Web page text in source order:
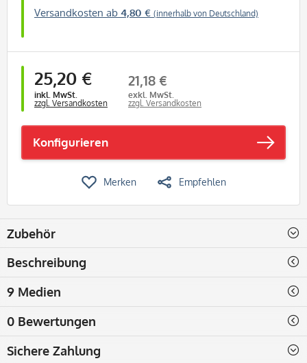
Versandkosten ab 4,80 € (innerhalb von Deutschland)
25,20 €
inkl. MwSt.
zzgl. Versandkosten
21,18 €
exkl. MwSt.
zzgl. Versandkosten
Konfigurieren
Merken Empfehlen
Zubehör
Beschreibung
9 Medien
0 Bewertungen
Sichere Zahlung